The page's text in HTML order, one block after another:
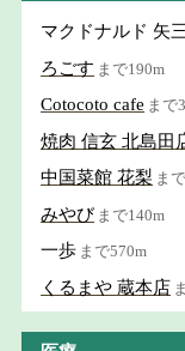
マクドナルド 矢
ろごす まで190m
Cotocoto cafe まで
焼肉 信玄 北島田
中国菜館 花梨 ま
みやび まで140m
一歩 まで570m
くるまや 蔵本店